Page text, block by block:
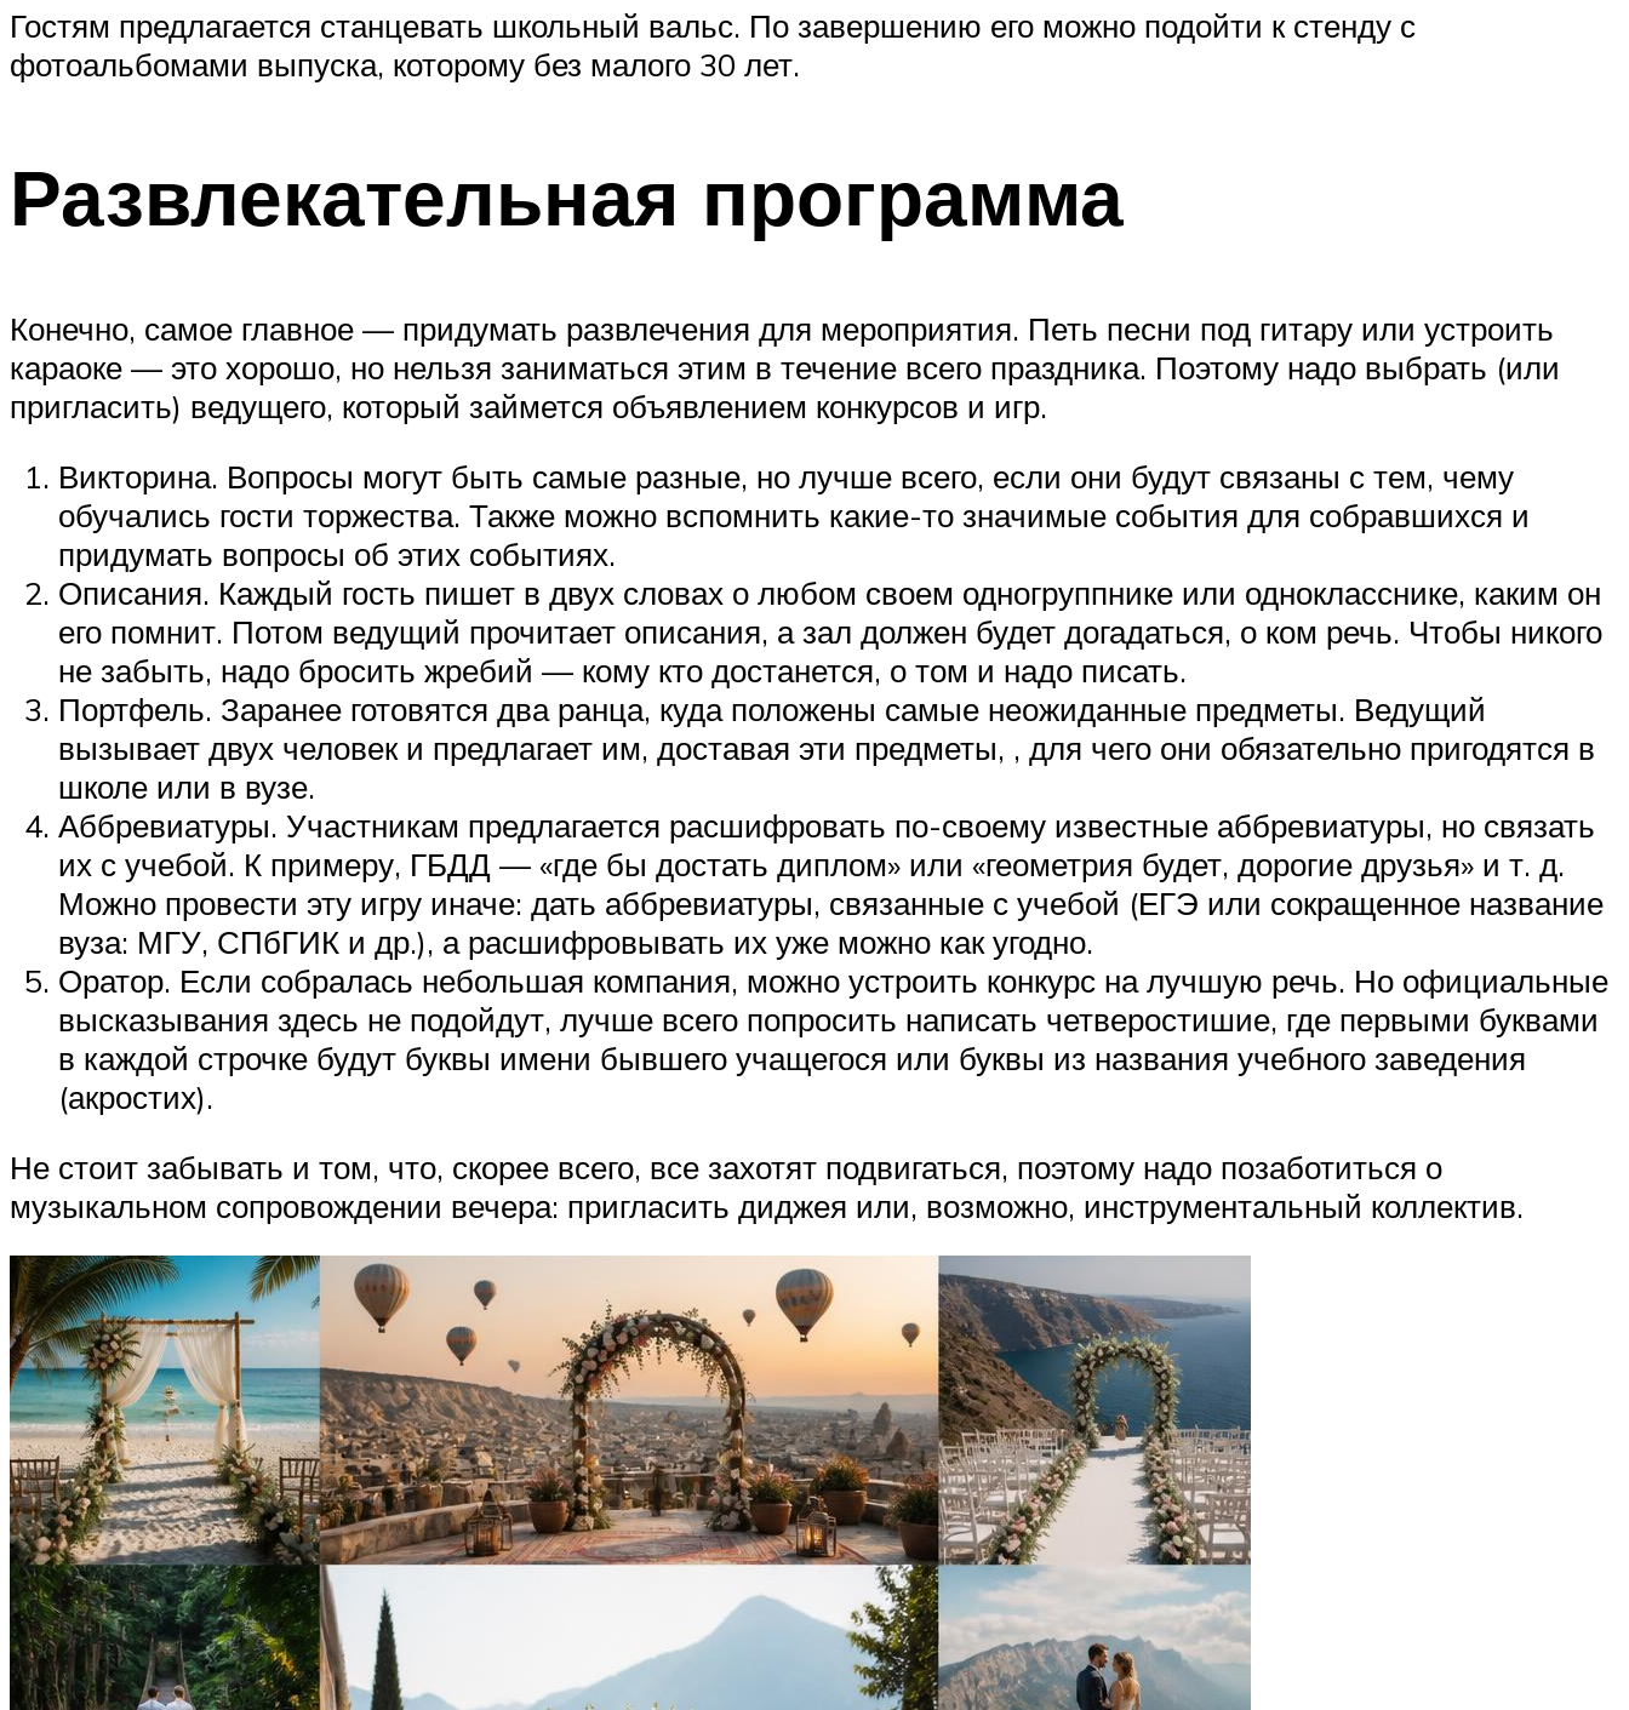
Гостям предлагается станцевать школьный вальс. По завершению его можно подойти к стенду с
фотоальбомами выпуска, которому без малого 30 лет.
Развлекательная программа
Конечно, самое главное — придумать развлечения для мероприятия. Петь песни под гитару или устроить
караоке — это хорошо, но нельзя заниматься этим в течение всего праздника. Поэтому надо выбрать (или
пригласить) ведущего, который займется объявлением конкурсов и игр.
Викторина. Вопросы могут быть самые разные, но лучше всего, если они будут связаны с тем, чему
обучались гости торжества. Также можно вспомнить какие-то значимые события для собравшихся и
придумать вопросы об этих событиях.
Описания. Каждый гость пишет в двух словах о любом своем одногруппнике или однокласснике, каким он
его помнит. Потом ведущий прочитает описания, а зал должен будет догадаться, о ком речь. Чтобы никого
не забыть, надо бросить жребий — кому кто достанется, о том и надо писать.
Портфель. Заранее готовятся два ранца, куда положены самые неожиданные предметы. Ведущий
вызывает двух человек и предлагает им, доставая эти предметы, , для чего они обязательно пригодятся в
школе или в вузе.
Аббревиатуры. Участникам предлагается расшифровать по-своему известные аббревиатуры, но связать
их с учебой. К примеру, ГБДД — «где бы достать диплом» или «геометрия будет, дорогие друзья» и т. д.
Можно провести эту игру иначе: дать аббревиатуры, связанные с учебой (ЕГЭ или сокращенное название
вуза: МГУ, СПбГИК и др.), а расшифровывать их уже можно как угодно.
Оратор. Если собралась небольшая компания, можно устроить конкурс на лучшую речь. Но официальные
высказывания здесь не подойдут, лучше всего попросить написать четверостишие, где первыми буквами
в каждой строчке будут буквы имени бывшего учащегося или буквы из названия учебного заведения
(акростих).
Не стоит забывать и том, что, скорее всего, все захотят подвигаться, поэтому надо позаботиться о
музыкальном сопровождении вечера: пригласить диджея или, возможно, инструментальный коллектив.